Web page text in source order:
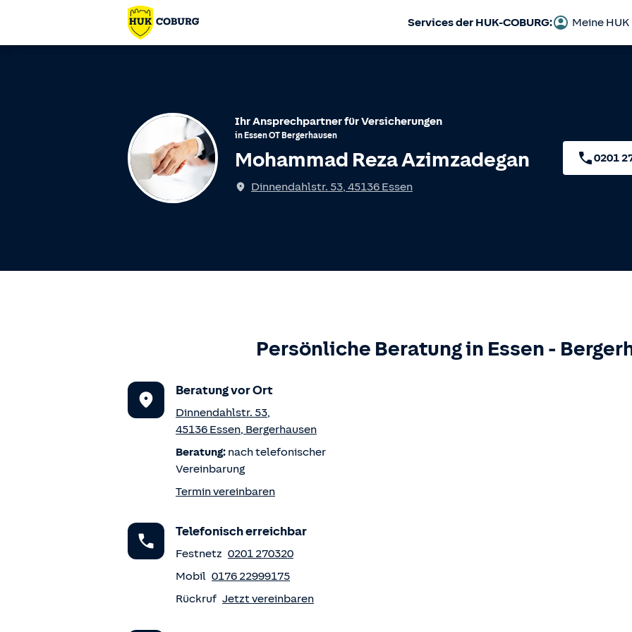
Services der HUK-COBURG: Meine HUK
Ihr Ansprechpartner für Versicherungen
in EssenOT Bergerhausen
Mohammad Reza Azimzadegan
Dinnendahlstr. 53, 45136 Essen
0201
Persönliche Beratung in Essen -
Beratung vor Ort
Dinnendahlstr. 53,
45136 Essen, Bergerhausen
Beratung: nach telefonischer
Vereinbarung
Termin vereinbaren
Telefonisch erreichbar
Festnetz 0201 270320
Mobil 0176 22999175
Rückruf Jetzt vereinbaren